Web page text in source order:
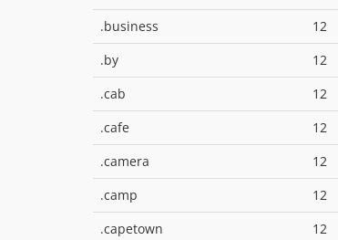
.business 12
.by 12
.cab 12
.cafe 12
.camera 12
.camp 12
.capetown 12